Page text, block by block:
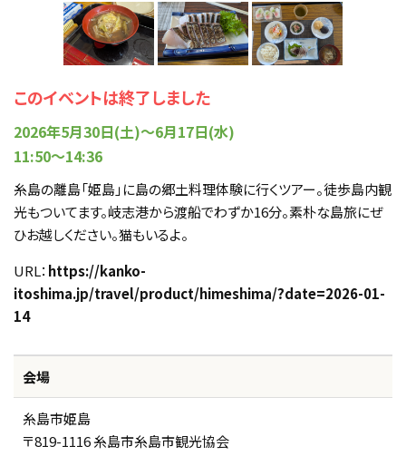
このイベントは終了しました
2026年5月30日(土)～6月17日(水)
11:50～14:36
糸島の離島「姫島」に島の郷土料理体験に行くツアー。徒歩島内観
光もついてます。岐志港から渡船でわずか16分。素朴な島旅にぜ
ひお越しください。猫もいるよ。
URL： https://kanko-
itoshima.jp/travel/product/himeshima/?date=2026-01-
14
会場
糸島市姫島
〒819-1116 糸島市糸島市観光協会